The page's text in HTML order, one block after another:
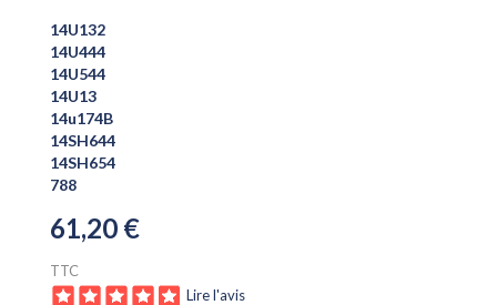
14U132
14U444
14U544
14U13
14u174B
14SH644
14SH654
788
61,20 €
TTC
Lire l'avis